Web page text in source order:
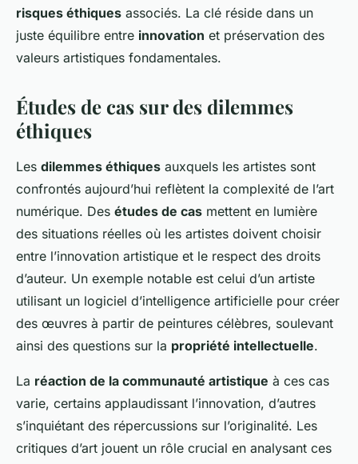
risques éthiques associés. La clé réside dans un
juste équilibre entre innovation et préservation des
valeurs artistiques fondamentales.
Études de cas sur des dilemmes
éthiques
Les dilemmes éthiques auxquels les artistes sont
confrontés aujourd’hui reflètent la complexité de l’art
numérique. Des études de cas mettent en lumière
des situations réelles où les artistes doivent choisir
entre l’innovation artistique et le respect des droits
d’auteur. Un exemple notable est celui d’un artiste
utilisant un logiciel d’intelligence artificielle pour créer
des œuvres à partir de peintures célèbres, soulevant
ainsi des questions sur la propriété intellectuelle.
La réaction de la communauté artistique à ces cas
varie, certains applaudissant l’innovation, d’autres
s’inquiétant des répercussions sur l’originalité. Les
critiques d’art jouent un rôle crucial en analysant ces